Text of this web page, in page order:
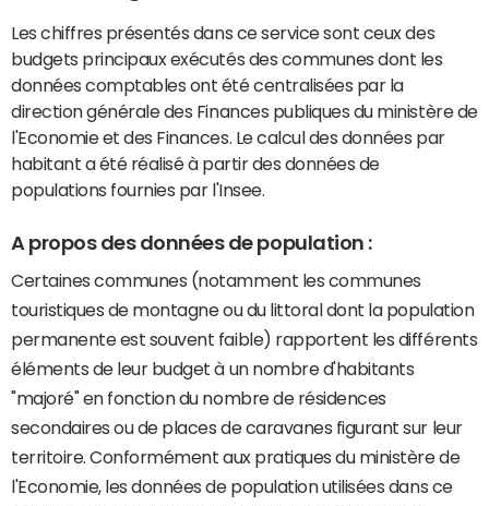
Les chiffres présentés dans ce service sont ceux des
budgets principaux exécutés des communes dont les
données comptables ont été centralisées par la
direction générale des Finances publiques du ministère de
l'Economie et des Finances. Le calcul des données par
habitant a été réalisé à partir des données de
populations fournies par l'Insee.
A propos des données de population :
Certaines communes (notamment les communes
touristiques de montagne ou du littoral dont la population
permanente est souvent faible) rapportent les différents
éléments de leur budget à un nombre d'habitants
"majoré" en fonction du nombre de résidences
secondaires ou de places de caravanes figurant sur leur
territoire. Conformément aux pratiques du ministère de
l'Economie, les données de population utilisées dans ce